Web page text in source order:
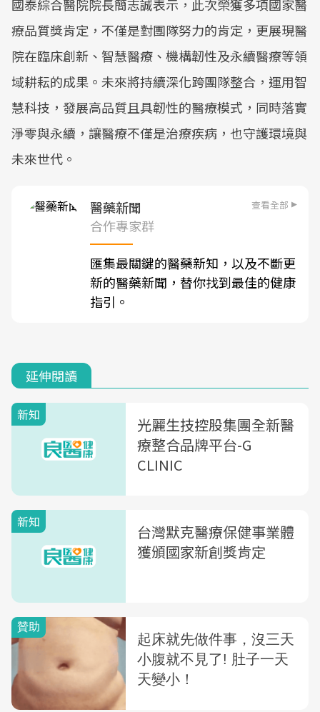
國泰綜合醫院院長簡志誠表示，此次榮獲多項國家醫
療品質獎肯定，不僅是對團隊努力的肯定，更展現醫
院在臨床創新、智慧醫療、機構韌性及永續醫療等領
域耕耘的成果。未來將持續深化跨團隊整合，運用智
慧科技，發展高品質且具韌性的醫療模式，同時落實
淨零與永續，讓醫療不僅是治療疾病，也守護環境與
未來世代。
醫藥新聞 查看全部
合作專家群
匯集最關鍵的醫藥新知，以及不斷更
新的醫藥新聞，替你找到最佳的健康
指引。
延伸閱讀
新知
光麗生技控股集團全新醫
療整合品牌平台-G
CLINIC
新知
台灣默克醫療保健事業體
獲頒國家新創獎肯定